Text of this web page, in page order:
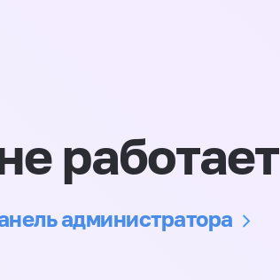
работает
администратора